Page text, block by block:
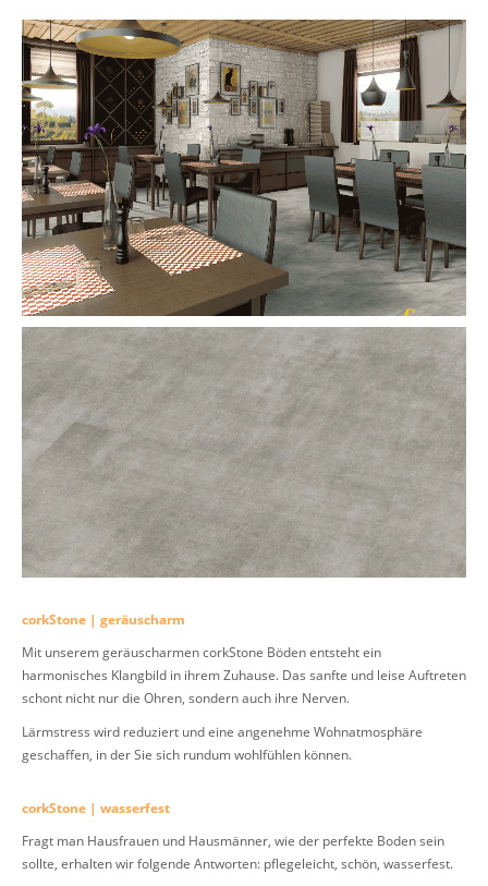
corkStone | geräuscharm
Mit unserem geräuscharmen corkStone Böden entsteht ein
harmonisches Klangbild in ihrem Zuhause. Das sanfte und leise Auftreten
schont nicht nur die Ohren, sondern auch ihre Nerven.
Lärmstress wird reduziert und eine angenehme Wohnatmosphäre
geschaffen, in der Sie sich rundum wohlfühlen können.
corkStone | wasserfest
Fragt man Hausfrauen und Hausmänner, wie der perfekte Boden sein
sollte, erhalten wir folgende Antworten: pflegeleicht, schön, wasserfest.